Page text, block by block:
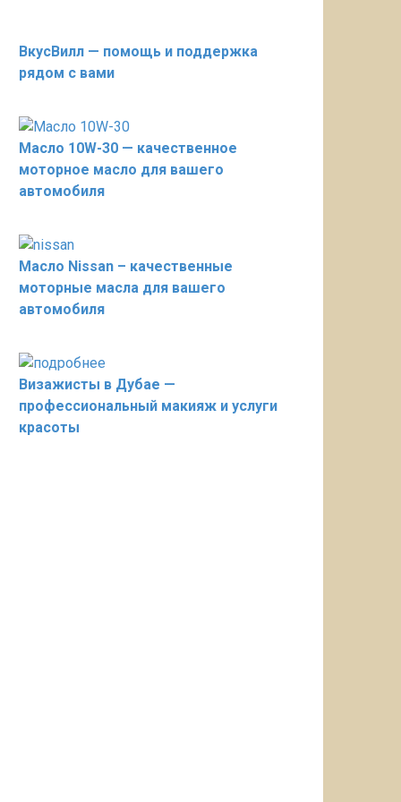
ВкусВилл — помощь и поддержка
рядом с вами
Масло 10W-30 — качественное
моторное масло для вашего
автомобиля
Масло Nissan – качественные
моторные масла для вашего
автомобиля
Визажисты в Дубае —
профессиональный макияж и услуги
красоты